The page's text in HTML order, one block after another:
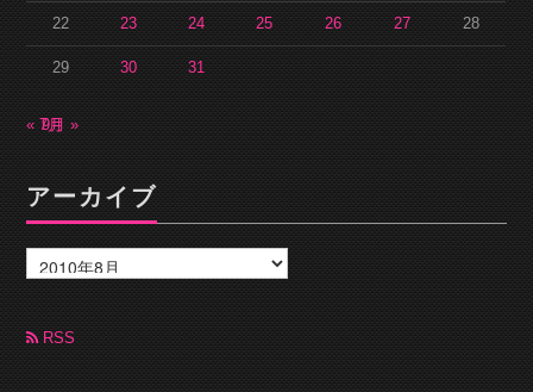
22 23 24 25 26 27 28
29 30 31
« 7月9月 »
アーカイブ
ー
カ
ブ RSS